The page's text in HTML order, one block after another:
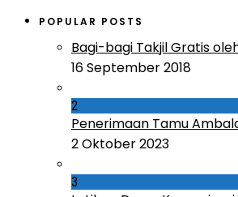
POPULAR POSTS
Bagi-bagi Takjil Gratis oleh
16 September 2018
2
Penerimaan Tamu
2 Oktober 2023
3